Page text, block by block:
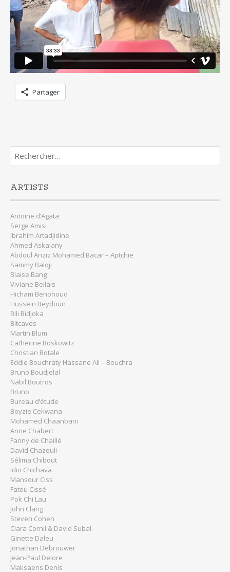
Partager
Rechercher :
ARTISTS
Antoine d’Agata
Serge Amisi
Ibrahim Artadjidine
Ahmed Askalany
Abdoul Anziz Mohamed Bacar – Aptchie
Sammy Baloji
Blaise Bang
Viviane Bellais
Hicham Benohoud
Hussein Beydoun
Bili Bidjoka
Bitcaves
Martin Blum
Catherine Boskowitz
Christian Botale
Eddie Bouchraty Hassane Ali – Bouchra
Bruno Boudjelal
Nabil Boutros
Bruno
Bureau d’étude
Boyzie Cekwana
Mohamed Chaanbani
Anne Chabert
Fanny de Chaillé
David Chazouli
Sélima Chibout
Idio Chichava
Mansour Ciss
Fatou Cissé
Pok Chi Lau
John Clang
Steven Cohen
Clara Cornil & David Subal
Ginette Daleu
Jonathan Debrouwer
Jean-Paul Delore
Maksaens Denis